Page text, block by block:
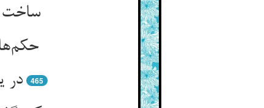
در یکی راه ریاضت را و جوع ** رکن توبه کرده و شرط رجوع‌‌
465